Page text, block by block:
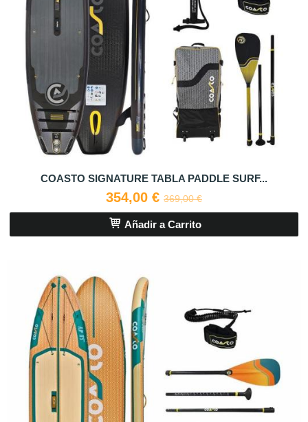
COASTO SIGNATURE TABLA PADDLE SURF...
354,00 € 369,00 €
Añadir a Carrito